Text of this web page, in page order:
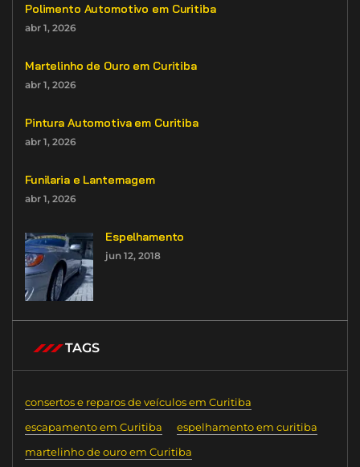
Polimento Automotivo em Curitiba
abr 1, 2026
Martelinho de Ouro em Curitiba
abr 1, 2026
Pintura Automotiva em Curitiba
abr 1, 2026
Funilaria e Lanternagem
abr 1, 2026
Espelhamento
jun 12, 2018
TAGS
consertos e reparos de veículos em Curitiba
escapamento em Curitiba
espelhamento em curitiba
martelinho de ouro em Curitiba